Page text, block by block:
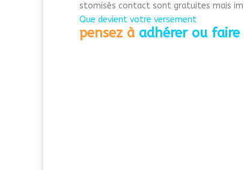
stomisés contact sont gratuites mais
Que devient votre versement
pensez à adhérer ou faire